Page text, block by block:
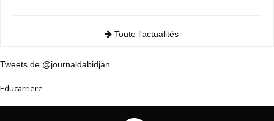
Toute l'actualités
Tweets de @journaldabidjan
Educarriere